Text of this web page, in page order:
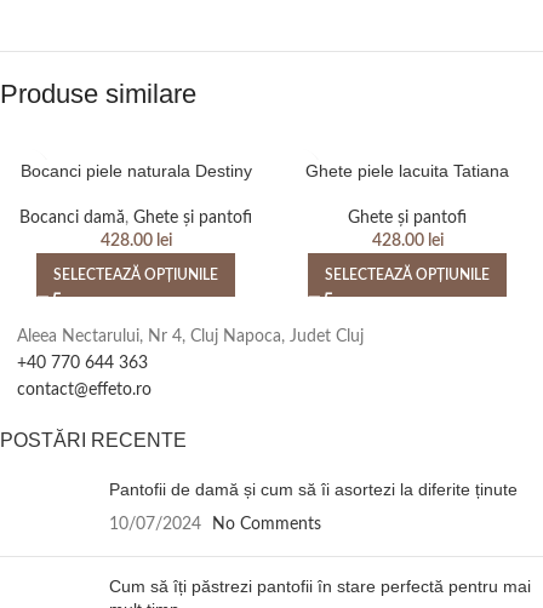
Produse similare
Bocanci piele naturala Destiny
Bocanci damă, Ghete și pantofi
428.00 lei
SELECTEAZĂ OPȚIUNILE
Ghete piele lacuita Tatiana
Ghete și pantofi
428.00 lei
SELECTEAZĂ OPȚIUNILE
Aleea Nectarului, Nr 4, Cluj Napoca, Judet Cluj
+40 770 644 363
contact@effeto.ro
POSTĂRI RECENTE
Pantofii de damă și cum să îi asortezi la diferite ținute
10/07/2024 No Comments
Cum să îți păstrezi pantofii în stare perfectă pentru mai